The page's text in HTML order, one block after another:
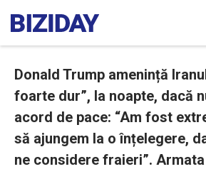
Donald Trump amenință
foarte dur”, la noapte, dacă
acord de pace: “Am fost
să ajungem la o înțelegere,
ne considere fraieri”.